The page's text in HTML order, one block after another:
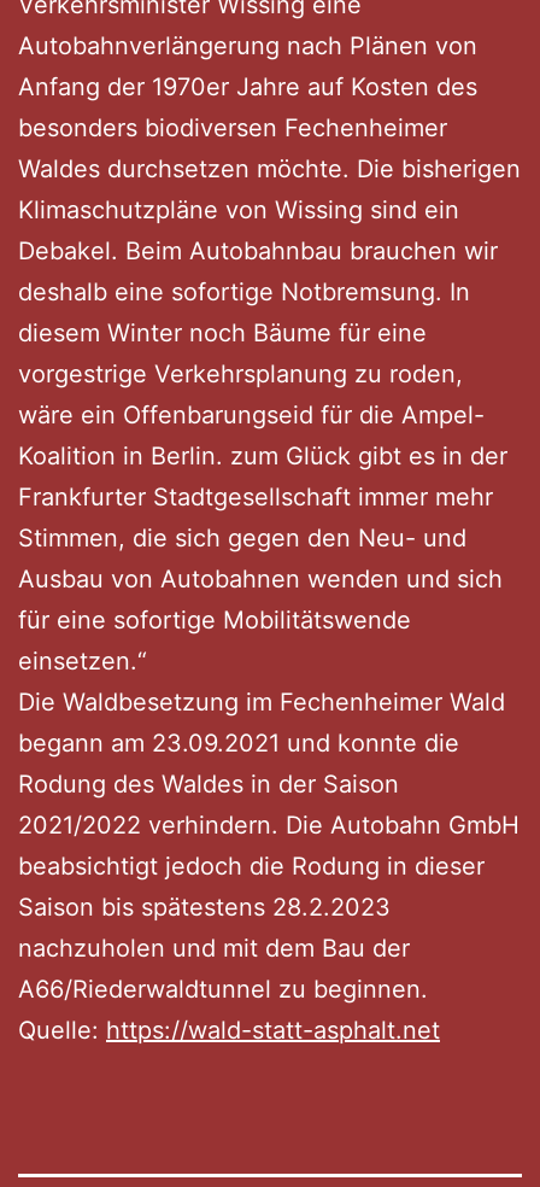
Autobahnverlängerung nach Plänen von
Anfang der 1970er Jahre auf Kosten des
besonders biodiversen Fechenheimer
Waldes durchsetzen möchte. Die bisherigen
Klimaschutzpläne von Wissing sind ein
Debakel. Beim Autobahnbau brauchen wir
deshalb eine sofortige Notbremsung. In
diesem Winter noch Bäume für eine
vorgestrige Verkehrsplanung zu roden,
wäre ein Offenbarungseid für die Ampel-
Koalition in Berlin. zum Glück gibt es in der
Frankfurter Stadtgesellschaft immer mehr
Stimmen, die sich gegen den Neu- und
Ausbau von Autobahnen wenden und sich
für eine sofortige Mobilitätswende
einsetzen.“
Die Waldbesetzung im Fechenheimer Wald
begann am 23.09.2021 und konnte die
Rodung des Waldes in der Saison
2021/2022 verhindern. Die Autobahn GmbH
beabsichtigt jedoch die Rodung in dieser
Saison bis spätestens 28.2.2023
nachzuholen und mit dem Bau der
A66/Riederwaldtunnel zu beginnen.
Quelle: https://wald-statt-asphalt.net